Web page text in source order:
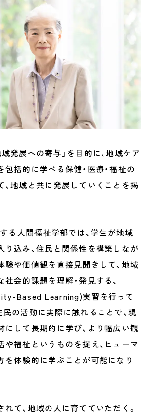
発展への寄与」を目的に、地域ケア
括的に学べる保健・医療・福祉の
、地域と共に発展していくことを掲
る人間福祉学部では、学生が地域
り込み、住民と関係性を構築しなが
験や価値観を直接見聞きして、地域
会的課題を理解・発見する、
Based Learning)実習を行って
民の活動に実際に触れることで、現
にして長期的に学び、より幅広い観
や福祉というものを捉え、ヒューマ
を体験的に学ぶことが可能になり
て、地域の人に育てていただく。